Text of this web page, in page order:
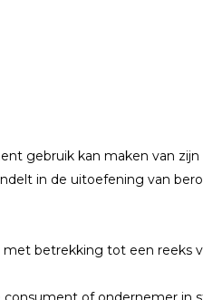
gebruik kan maken van
in de uitoefening van
betrekking tot een reeks